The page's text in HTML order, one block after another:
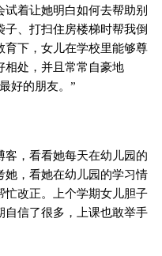
着让她明白如何去帮助别
子、打扫住房楼梯时帮我倒
育下，女儿在学校里能够尊
相处，并且常常自豪地
好的朋友。”
，看看她每天在幼儿园的
她，看她在幼儿园的学习情
忙改正。上个学期女儿胆子
自信了很多，上课也敢举手